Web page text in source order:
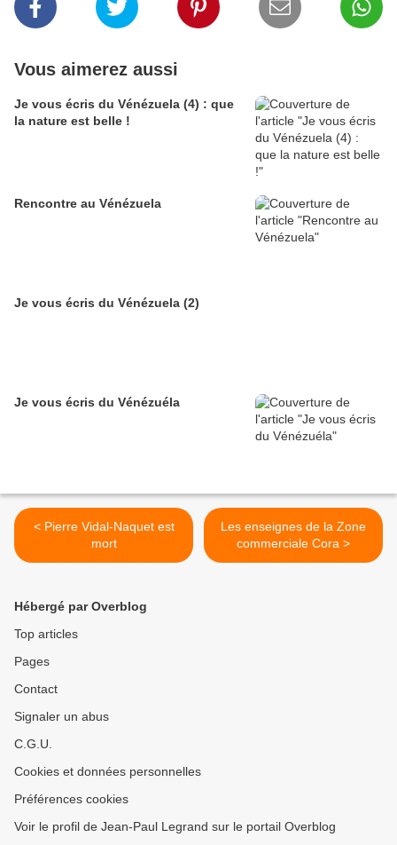
Vous aimerez aussi
Je vous écris du Vénézuela (4) : que
la nature est belle !
Rencontre au Vénézuela
Je vous écris du Vénézuela (2)
Je vous écris du Vénézuéla
< Pierre Vidal-Naquet est
mort
Les enseignes de la Zone
commerciale Cora >
Hébergé par Overblog
Top articles
Pages
Contact
Signaler un abus
C.G.U.
Cookies et données personnelles
Préférences cookies
Voir le profil de Jean-Paul Legrand sur le portail Overblog